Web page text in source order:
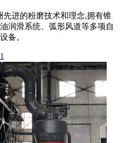
进的粉磨技术和理念,拥有锥
润滑系统、弧形风道等多项自
备。